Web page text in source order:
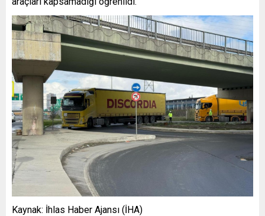
Kaynak: İhlas Haber Ajansı (İHA)